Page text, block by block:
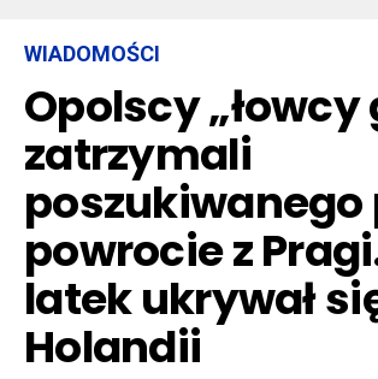
WIADOMOŚCI
Opolscy „łowcy
zatrzymali
poszukiwanego
powrocie z
latek ukrywał
Holandii